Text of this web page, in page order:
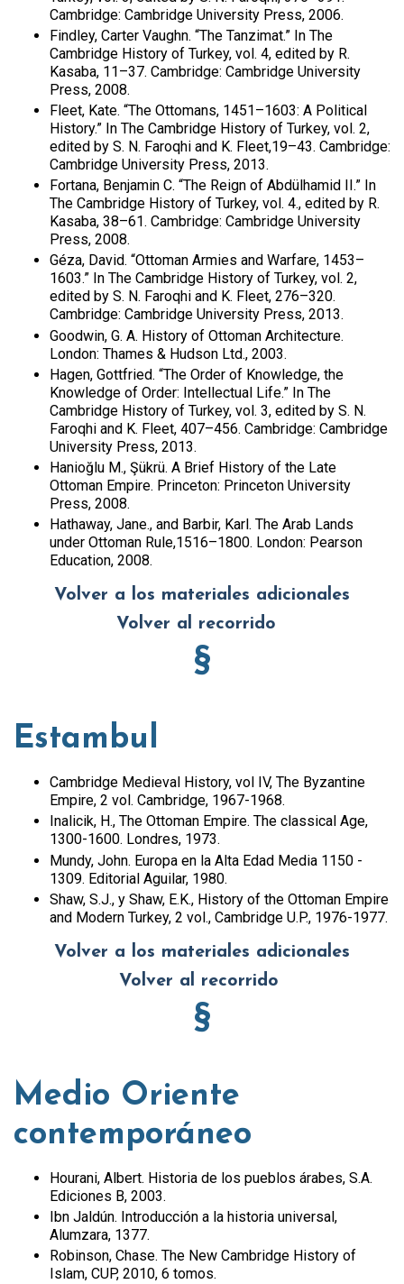
Cambridge: Cambridge University Press, 2006.
Findley, Carter Vaughn. “The Tanzimat.” In The
Cambridge History of Turkey, vol. 4, edited by R.
Kasaba, 11–37. Cambridge: Cambridge University
Press, 2008.
Fleet, Kate. “The Ottomans, 1451–1603: A Political
History.” In The Cambridge History of Turkey, vol. 2,
edited by S. N. Faroqhi and K. Fleet,19–43. Cambridge:
Cambridge University Press, 2013.
Fortana, Benjamin C. “The Reign of Abdülhamid II.” In
The Cambridge History of Turkey, vol. 4., edited by R.
Kasaba, 38–61. Cambridge: Cambridge University
Press, 2008.
Géza, David. “Ottoman Armies and Warfare, 1453–
1603.” In The Cambridge History of Turkey, vol. 2,
edited by S. N. Faroqhi and K. Fleet, 276–320.
Cambridge: Cambridge University Press, 2013.
Goodwin, G. A. History of Ottoman Architecture.
London: Thames & Hudson Ltd., 2003.
Hagen, Gottfried. “The Order of Knowledge, the
Knowledge of Order: Intellectual Life.” In The
Cambridge History of Turkey, vol. 3, edited by S. N.
Faroqhi and K. Fleet, 407–456. Cambridge: Cambridge
University Press, 2013.
Hanioğlu M., Şükrü. A Brief History of the Late
Ottoman Empire. Princeton: Princeton University
Press, 2008.
Hathaway, Jane., and Barbir, Karl. The Arab Lands
under Ottoman Rule,1516–1800. London: Pearson
Education, 2008.
Volver a los materiales adicionales
Volver al recorrido
§
Estambul
Cambridge Medieval History, vol IV, The Byzantine
Empire, 2 vol. Cambridge, 1967-1968.
Inalicik, H., The Ottoman Empire. The classical Age,
1300-1600. Londres, 1973.
Mundy, John. Europa en la Alta Edad Media 1150 -
1309. Editorial Aguilar, 1980.
Shaw, S.J., y Shaw, E.K., History of the Ottoman Empire
and Modern Turkey, 2 vol., Cambridge U.P., 1976-1977.
Volver a los materiales adicionales
Volver al recorrido
§
Medio Oriente
contemporáneo
Hourani, Albert. Historia de los pueblos árabes, S.A.
Ediciones B, 2003.
Ibn Jaldún. Introducción a la historia universal,
Alumzara, 1377.
Robinson, Chase. The New Cambridge History of
Islam, CUP, 2010, 6 tomos.